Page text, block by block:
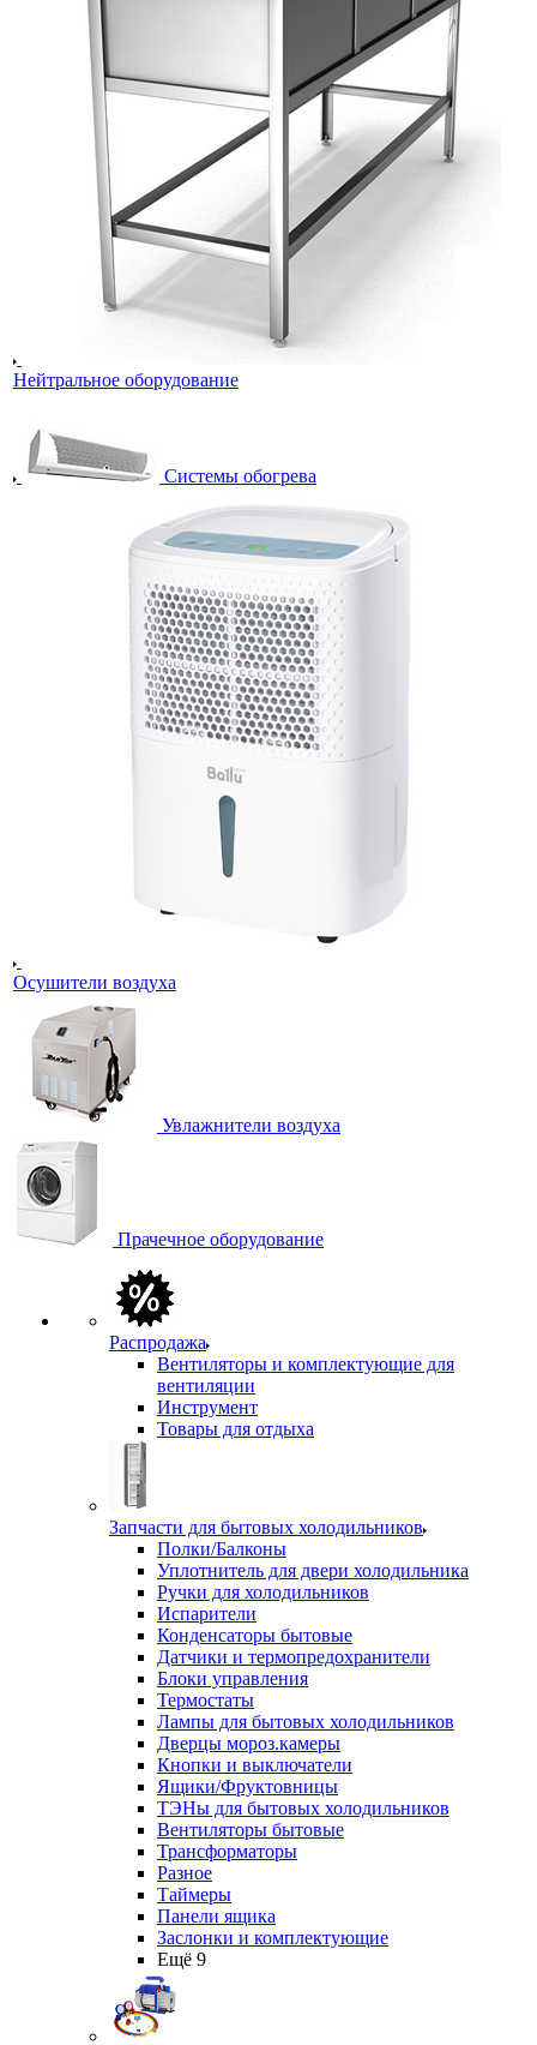
Нейтральное оборудование
Системы обогрева
Осушители воздуха
Увлажнители воздуха
Прачечное оборудование
Распродажа
Вентиляторы и комплектующие для
вентиляции
Инструмент
Товары для отдыха
Запчасти для бытовых холодильников
Полки/Балконы
Уплотнитель для двери холодильника
Ручки для холодильников
Испарители
Конденсаторы бытовые
Датчики и термопредохранители
Блоки управления
Термостаты
Лампы для бытовых холодильников
Дверцы мороз.камеры
Кнопки и выключатели
Ящики/Фруктовницы
ТЭНы для бытовых холодильников
Вентиляторы бытовые
Трансформаторы
Разное
Таймеры
Панели ящика
Заслонки и комплектующие
Ещё 9